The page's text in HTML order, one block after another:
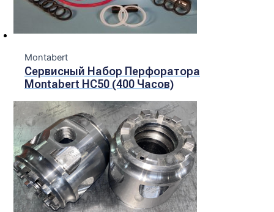
Montabert
Сервисный Набор Перфоратора
Montabert HC50 (400 Часов)